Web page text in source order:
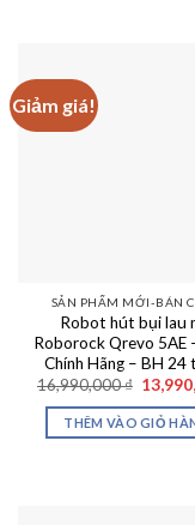
Giảm giá!
SẢN PHẨM MỚI-BÁN
Robot hút bụi lau
Roborock Qrevo 5AE
Chính Hãng – BH 24
16,990,000₫ Giá
gốc
là:
THÊM VÀO GIỎ